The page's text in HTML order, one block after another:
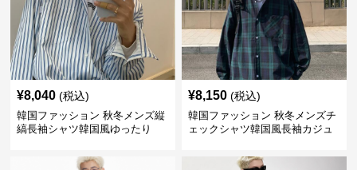
¥8,040 (税込)
韓国ファッション 秋冬メンズ縦
縞長袖シャツ韓国風ゆったり
¥8,150 (税込)
韓国ファッション 秋冬メンズチ
ェックシャツ韓国風長袖カジュ